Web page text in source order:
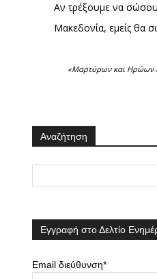
Αν τρέξουμε να
Μακεδονία, εμείς θα
«Μαρτύρων και Ηρώων
Αναζήτηση
Εγγραφή στο Δελτίο
Email διεύθυνση*